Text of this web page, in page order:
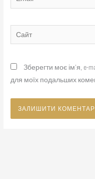
Сайт
Зберегти моє ім'я, e-
для моїх подальших